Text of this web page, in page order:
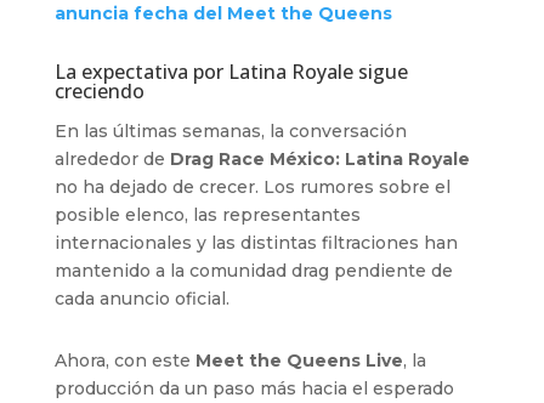
anuncia fecha del Meet the Queens
La expectativa por Latina Royale sigue
creciendo
En las últimas semanas, la conversación
alrededor de Drag Race México: Latina Royale
no ha dejado de crecer. Los rumores sobre el
posible elenco, las representantes
internacionales y las distintas filtraciones han
mantenido a la comunidad drag pendiente de
cada anuncio oficial.
Ahora, con este Meet the Queens Live, la
producción da un paso más hacia el esperado